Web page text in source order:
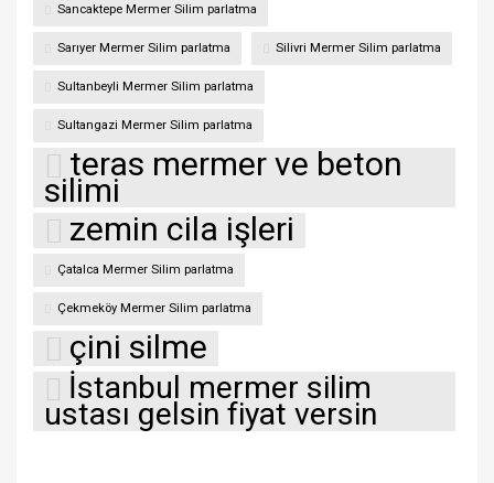
Sancaktepe Mermer Silim parlatma
Sarıyer Mermer Silim parlatma Silivri Mermer Silim parlatma
Sultanbeyli Mermer Silim parlatma
Sultangazi Mermer Silim parlatma
teras mermer ve beton
silimi
zemin cila işleri
Çatalca Mermer Silim parlatma
Çekmeköy Mermer Silim parlatma
çini silme
İstanbul mermer silim
ustası gelsin fiyat versin